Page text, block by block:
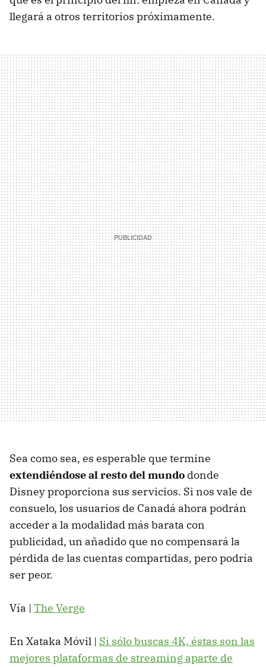
llegará a otros territorios próximamente.
Sea como sea, es esperable que termine
extendiéndose al resto del mundo donde
Disney proporciona sus servicios. Si nos vale de
consuelo, los usuarios de Canadá ahora podrán
acceder a la modalidad más barata con
publicidad, un añadido que no compensará la
pérdida de las cuentas compartidas, pero podría
ser peor.
Vía | The Verge
En Xataka Móvil | Si sólo buscas 4K, éstas son las
mejores plataformas de streaming aparte de